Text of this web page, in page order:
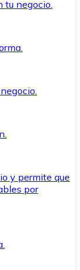
tu negocio.
y permite que
por